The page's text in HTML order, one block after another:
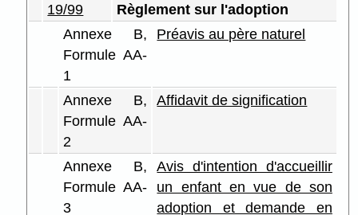
19/99
Règlement sur l'adoption
Annexe B,
Formule AA-
1
Préavis au père naturel
Annexe B,
Formule AA-
2
Affidavit de signification
Annexe B,
Formule AA-
3
Avis d'intention d'accueillir
un enfant en vue de son
adoption et demande en